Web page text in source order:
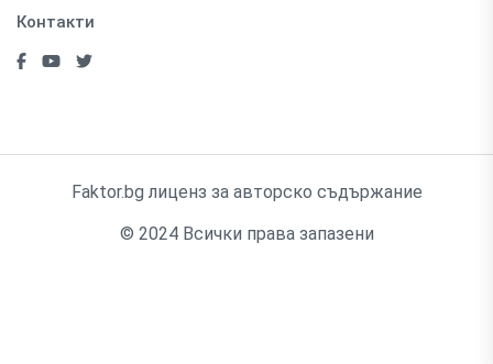
Контакти
Faktor.bg лиценз за авторско съдържание
© 2024 Всички права запазени